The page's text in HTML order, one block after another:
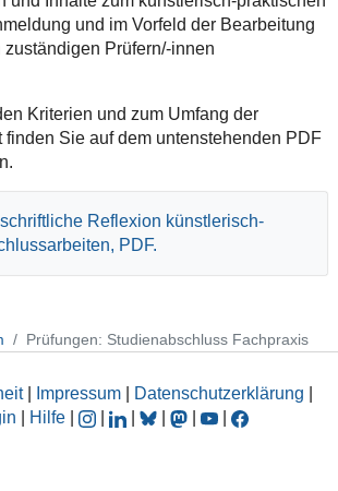
und im Vorfeld der Bearbeitung
Prüfern/-innen
Kriterien und zum Umfang der
finden Sie auf dem untenstehenden PDF
Reflexion künstlerisch-
PDF.
Prüfungen: Studienabschluss Fachpraxis
| Impressum Datenschutzerklärung
Hilfe